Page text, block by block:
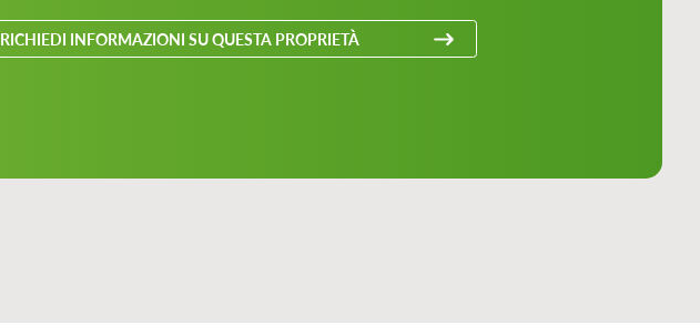
RICHIEDI INFORMAZIONI SU QUESTA PROPRIETÀ